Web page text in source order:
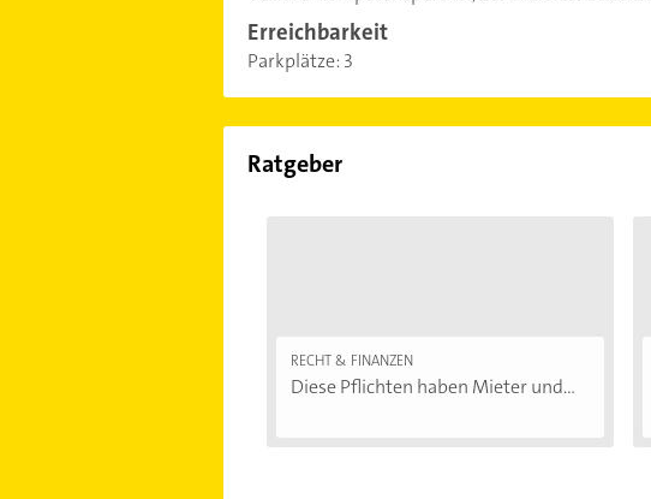
Erreichbarkeit
Parkplätze: 3
Ratgeber
RECHT & FINANZEN
Diese Pflichten haben Mieter und...